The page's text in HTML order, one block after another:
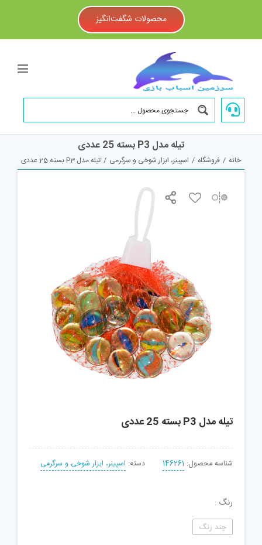
محصولات شگفت‌انگیز
تیله مدل P3 بسته 25 عددی
خانه / فروشگاه / اسپینر، ابزار شوخی و سرگرمی / تیله مدل P3 بسته 25 عددی
تیله مدل P3 بسته 25 عددی
شناسه محصول: 146261 دسته: اسپینر، ابزار شوخی و سرگرمی
رنگ
چند رنگ